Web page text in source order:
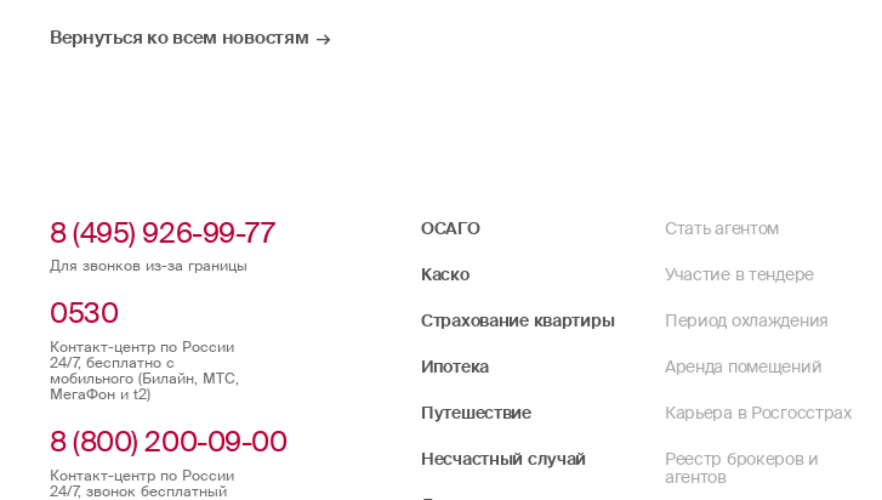
Вернуться ко всем новостям
8 (495) 926-99-77
Для звонков из-за границы
0530
Контакт-центр по России
24/7, бесплатно с
мобильного (Билайн, МТС,
МегаФон и t2)
8 (800) 200-09-00
Контакт-центр по России
24/7, звонок бесплатный
ОСАГО
Каско
Страхование квартиры
Ипотека
Путешествие
Несчастный случай
Стать агентом
Участие в тендере
Период охлаждения
Аренда помещений
Карьера в Росгосстрах
Реестр брокеров и
агентов